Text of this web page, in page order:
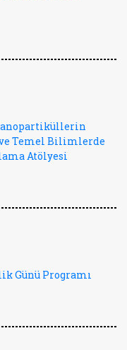
Temel Bilimlerde
Atölyesi
Günü Programı